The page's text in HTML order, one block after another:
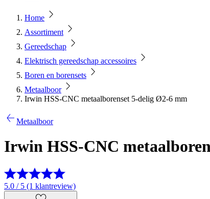
Home
Assortiment
Gereedschap
Elektrisch gereedschap accessoires
Boren en borensets
Metaalboor
Irwin HSS-CNC metaalborenset 5-delig Ø2-6 mm
Metaalboor
Irwin HSS-CNC
5.0 / 5 (1 klantreview)